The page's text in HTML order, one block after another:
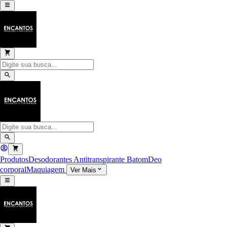
ProdutosDesodorantes Antitranspirante BatomDeo
corporalMaquiagem Ver Mais